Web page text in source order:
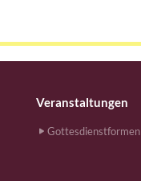
Veranstaltungen
Gottesdienstformen